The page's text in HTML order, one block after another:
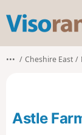
••• Cheshire East
Astle